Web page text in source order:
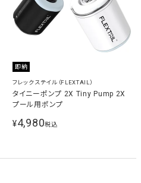
即納
フレックステイル（FLEXTAIL）
タイニーポンプ 2X Tiny Pump 2X
プール用ポンプ
¥4,980税込